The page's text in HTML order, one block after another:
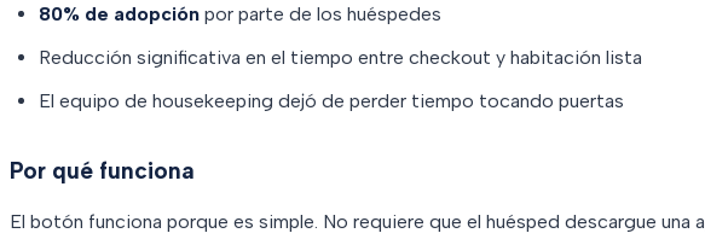
80% de adopción por parte de los huéspedes
Reducción significativa en el tiempo entre checkout y habitación lista
El equipo de housekeeping dejó de perder tiempo tocando puertas
Por qué funciona
El botón funciona porque es simple. No requiere que el huésped descargue